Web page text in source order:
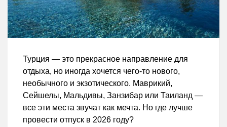
Турция — это прекрасное направление для
отдыха, но иногда хочется чего-то нового,
необычного и экзотического. Маврикий,
Сейшелы, Мальдивы, Занзибар или Таиланд —
все эти места звучат как мечта. Но где лучше
провести отпуск в 2026 году?